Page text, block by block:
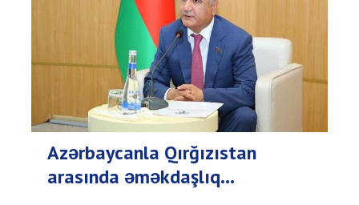
Azərbaycanla Qırğızıstan
arasında əməkdaşlıq...